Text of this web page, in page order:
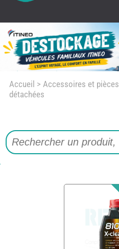
Accueil > Accessoires et pièces
détachées